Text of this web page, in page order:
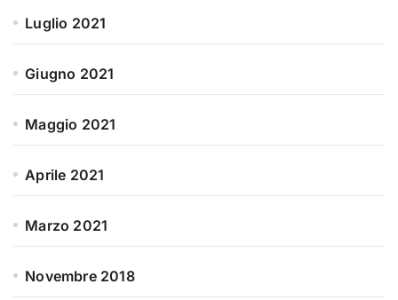
Luglio 2021
Giugno 2021
Maggio 2021
Aprile 2021
Marzo 2021
Novembre 2018